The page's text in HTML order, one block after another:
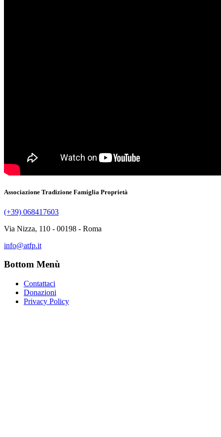
Associazione Tradizione Famiglia Proprietà
(+39) 068417603
Via Nizza, 110 - 00198 - Roma
info@atfp.it
Bottom Menù
Contattaci
Donazioni
Privacy Policy